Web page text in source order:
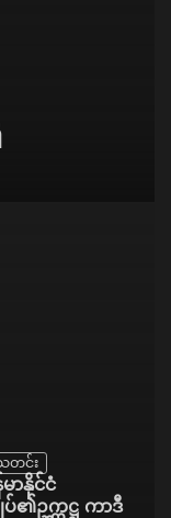
တင်း
ာနိုင်ငံ
၏ဥက္ကဋ္ဌ ကာဒီ